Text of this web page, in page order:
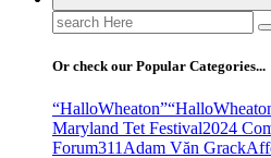
Search
for:
Or check our Popular Categories...
“HalloWheaton”
Maryland Tet Festival2024
Forum311Adam Văn Grack